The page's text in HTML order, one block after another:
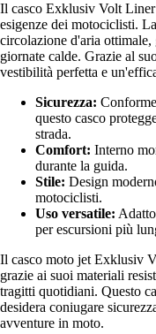
Il casco Exklusiv Volt Liner
esigenze dei motociclisti.
circolazione d'aria
giornate calde. Grazie al
vestibilità perfetta e
Sicurezza:
questo casco
strada.
Comfort: Interno
durante la guida.
Stile: Design
motociclisti.
Uso versatile:
per escursioni più
Il casco moto jet Exklusiv
grazie ai suoi materiali
tragitti quotidiani. Questo
desidera coniugare
avventure in moto.